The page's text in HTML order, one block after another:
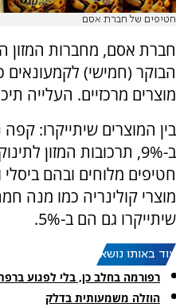
חטיפים של חברת אסם
חברת אסם, מחברות המזון
הבוקר (חמישי)
מוצרים מרכזיים. העלייה
בין המוצרים שיתייקרו:
מוצרי קולינריה כמו מנה
שיתייקרו גם הם ב-5%.
עוד באותו נושא:
רפורמה בחלב כן, בלי לפגוע
הוזלה משמעותית בדלק